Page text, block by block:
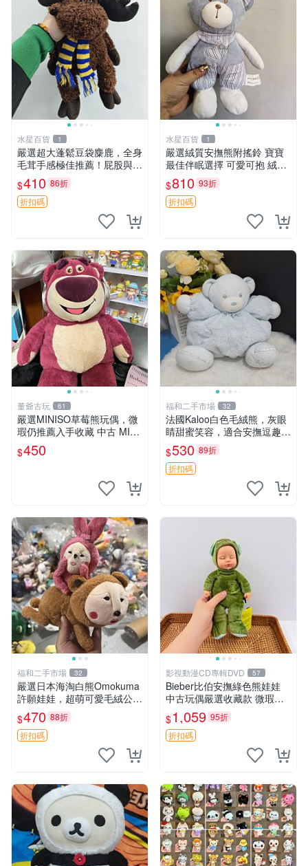
水星百貨 1
嚴選超大蓬鬆豆袋麋鹿，全身
毛茸手感極佳推薦！屁股與四
肢填充均勻，適合收藏與孩童
共賞。 麋鹿 豆袋 毛茸玩具
$410 86折
折扣碼
水星百貨 1
嚴選絨質安撫熊附搖鈴 寶寶
最佳伴眠選擇 可愛可抱 絨毛
玩具 安撫熊 嬰兒用
$810 93折
折扣碼
董爺古玩 61
嚴選MINISO草莓熊玩偶，微
瑕仍推薦入手收藏 中古 MINI
SO 草莓熊 玩具 收藏
$450
福和二手市場 32
法國Kaloo白色毛絨熊，灰眼
睛甜蜜笑容，適合安撫逗趣可
愛，柔軟面料手感佳。14 白
色安撫熊 毛絨玩具 寶寶逗樂
具
$530 89折
折扣碼
福和二手市場 32
嚴選日本海淘白熊Omokuma
許願娃娃，超萌可愛毛絨公仔
推薦收藏 白熊 Omokuma 毛
絨玩具 偽裝娃娃 玩具擺飾
$470 88折
折扣碼
影視動漫CD專輯DVD 57
Bieber比伯安撫綠色熊娃娃
中古玩偶嚴選收藏款 微瑕輕
度使用 Bieber綠熊娃娃 中古
玩偶 微瑕
$1,059 95折
折扣碼